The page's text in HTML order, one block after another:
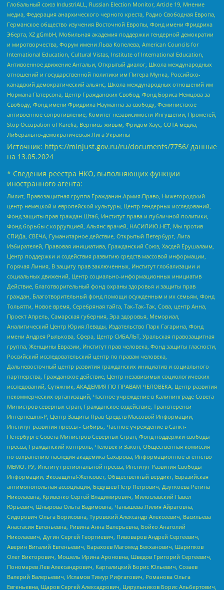
Глобальный союз IndustriALL, Russian Election Monitor, Article 19, Мнение
медиа, Федерация анархического черного креста, Радио Свободная Европа,
Германское общество изучения Восточной Европы, Фонд имени Фридриха
Эберта, XZ gGmbH, Мобильная академия поддержки гендерной демократии
и миротворчества, Форум имени Льва Копелева, American Councils for
International Education, Cultural Vistas, Institute of International Education,
Антивоенное движение Антальи, Открытый диалог, Школа международных
отношений и государственной политики им Питера Мунка, Российско-
канадский демократический альянс, Школа международных отношений им
Нормана Патерсона, Центр Гражданских Свобод, Фонд Бориса Немцова за
Свободу, Фонд имени Фридриха Науманна за свободу, Феминистское
антивоенное сопротивление, Комитет независимости Ингушетии, Прометей,
Stop Occupation of Karelia, Вернись живым, Фридом Хаус, СОТА медиа,
Либерально-демократическая Лига Украины
Источник: https://minjust.gov.ru/ru/documents/7756/ данные
на 13.05.2024
* Сведения реестра НКО, выполняющих функции
иностранного агента:
Лилит, Правозащитная группа Гражданин.Армия.Право, Нижегородский
центр немецкой и европейской культуры, Центр гендерных исследований,
Фонд защиты прав граждан Штаб, Институт права и публичной политики,
Фонд борьбы с коррупцией, Альянс врачей, НАСИЛИЮ.НЕТ, Мы против
СПИДа, СВЕЧА, Гуманитарное действие, Открытый Петербург, Лига
Избирателей, Правовая инициатива, Гражданский Союз, Хасдей Ерушалаим,
Центр поддержки и содействия развитию средств массовой информации,
Горячая Линия, В защиту прав заключенных, Институт глобализации и
социальных движений, Центр социально-информационных инициатив
Действие, Благотворительный фонд охраны здоровья и защиты прав
граждан, Благотворительный фонд помощи осужденным и их семьям, Фонд
Тольятти, Новое время, Серебряная тайга, Так-Так-Так, Сова, центр Анна,
Проект Апрель, Самарская губерния, Эра здоровья, Мемориал,
Аналитический Центр Юрия Левады, Издательство Парк Гагарина, Фонд
имени Андрея Рылькова, Сфера, Центр СИБАЛЬТ, Уральская правозащитная
группа, Женщины Евразии, Институт прав человека, Фонд защиты гласности,
Российский исследовательский центр по правам человека,
Дальневосточный центр развития гражданских инициатив и социального
партнерства, Гражданское действие, Центр независимых социологических
исследований, Сутяжник, АКАДЕМИЯ ПО ПРАВАМ ЧЕЛОВЕКА, Центр развития
некоммерческих организаций, Частное учреждение в Калининграде Совета
Министров северных стран, Гражданское содействие, Трансперенси
Интернешнл-Р, Центр Защиты Прав Средств Массовой Информации,
Институт развития прессы - Сибирь, Частное учреждение в Санкт-
Петербурге Совета Министров Северных Стран, Фонд поддержки свободы
прессы, Гражданский контроль, Человек и Закон, Общественная комиссия
по сохранению наследия академика Сахарова, Информационное агентство
МЕМО. РУ, Институт региональной прессы, Институт Развития Свободы
Информации, Экозащита!-Женсовет, Общественный вердикт, Евразийская
антимонопольная ассоциация, Бедушев Петр Петрович, Дзугкоева Регина
Николаевна, Кривенко Сергей Владимирович, Милославский Павел
Юрьевич, Шнырова Ольга Вадимовна, Чанышева Лилия Айратовна,
Сидорович Ольга Борисовна, Туровский Александр Алексеевич, Васильева
Анастасия Евгеньевна, Ривина Анна Валерьевна, Бойко Анатолий
Николаевич, Дугин Сергей Георгиевич, Пивоваров Андрей Сергеевич,
Аверин Виталий Евгеньевич, Барахоев Магомед Бекханович, Шарипков
Олег Викторович, Мошель Ирина Ароновна, Шведов Григорий Сергеевич,
Пономарев Лев Александрович, Каргалицкий Борис Юльевич, Созаев
Валерий Валерьевич, Исламов Тимур Рифгатович, Романова Ольга
Евгеньевна, Щаров Сергей Алексадрович, Цирульников Борис Альбертович,